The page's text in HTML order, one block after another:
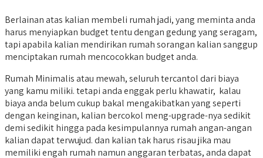
Berlainan atas kalian membeli rumah jadi, yang meminta anda
harus menyiapkan budget tentu dengan gedung yang seragam,
tapi apabila kalian mendirikan rumah sorangan kalian sanggup
menciptakan rumah mencocokkan budget anda.
Rumah Minimalis atau mewah, seluruh tercantol dari biaya
yang kamu miliki. tetapi anda enggak perlu khawatir, kalau
biaya anda belum cukup bakal mengakibatkan yang seperti
dengan keinginan, kalian bercokol meng-upgrade-nya sedikit
demi sedikit hingga pada kesimpulannya rumah angan-angan
kalian dapat terwujud. dan kalian tak harus risau jika mau
memiliki engah rumah namun anggaran terbatas, anda dapat